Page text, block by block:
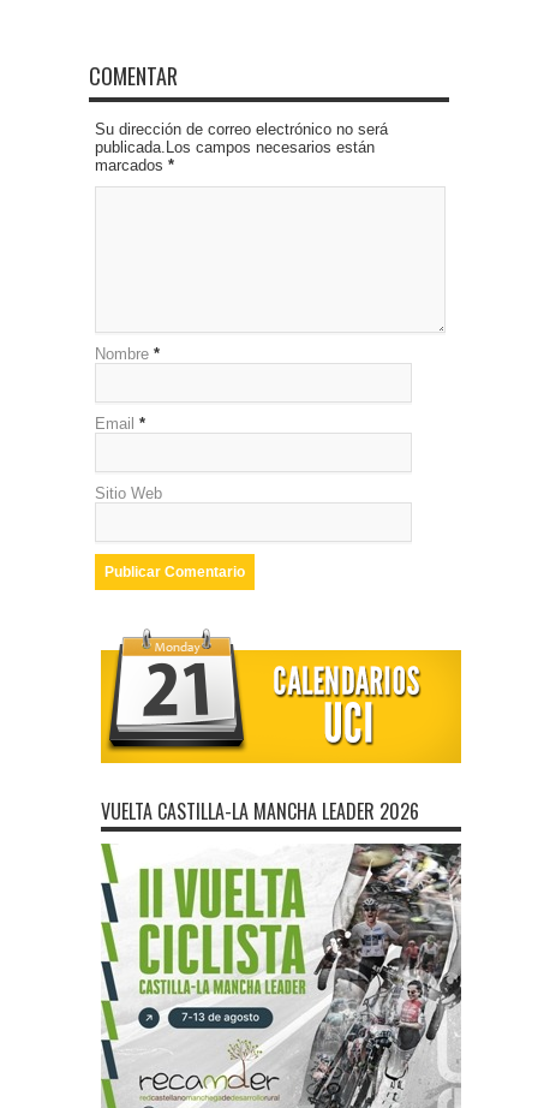
COMENTAR
Su dirección de correo electrónico no será
publicada.Los campos necesarios están
marcados *
Nombre *
Email *
Sitio Web
VUELTA CASTILLA-LA MANCHA LEADER 2026